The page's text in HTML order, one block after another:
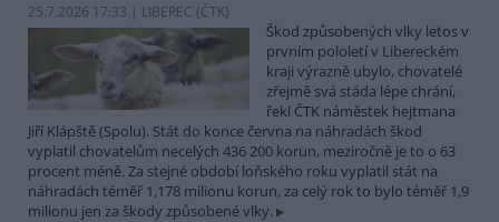
25.7.2026 17:33 | LIBEREC (ČTK)
Škod způsobených vlky letos v
prvním pololetí v Libereckém
kraji výrazně ubylo, chovatelé
zřejmě svá stáda lépe chrání,
řekl ČTK náměstek hejtmana
Jiří Klápště (Spolu). Stát do konce června na náhradách škod
vyplatil chovatelům necelých 436 200 korun, meziročně je to o 63
procent méně. Za stejné období loňského roku vyplatil stát na
náhradách téměř 1,178 milionu korun, za celý rok to bylo téměř 1,9
milionu jen za škody způsobené vlky.